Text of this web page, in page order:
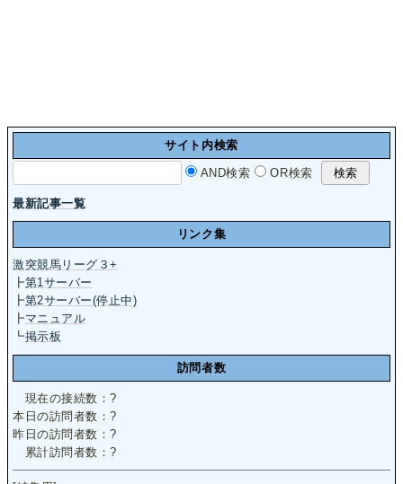
サイト内検索
AND検索 OR検索
最新記事一覧
リンク集
激突競馬リーグ３+
┣第1サーバー
┣第2サーバー(停止中)
┣マニュアル
┗掲示板
訪問者数
現在の接続数：?
本日の訪問者数：?
昨日の訪問者数：?
累計訪問者数：?